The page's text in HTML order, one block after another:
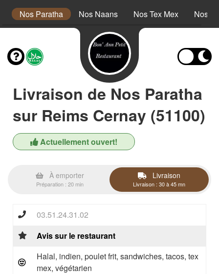
Nos Paratha Nos Naans Nos Tex Mex Nos
Livraison de Nos Paratha
sur Reims Cernay (51100)
Actuellement ouvert!
À emporter
Préparation : 20 min
Livraison
Livraison : 30 à 45 mn
03.51.24.31.02
Avis sur le restaurant
Halal, indien, poulet frit, sandwiches, tacos, tex
mex, végétarien